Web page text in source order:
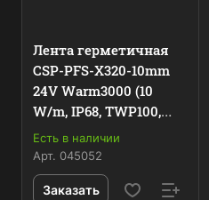
Лента герметичная
CSP-PFS-X320-10mm
24V Warm3000 (10
W/m, IP68, TWP100,
5m) (Arlight, -) 045052
Есть в наличии
Арт. 045052
Заказать